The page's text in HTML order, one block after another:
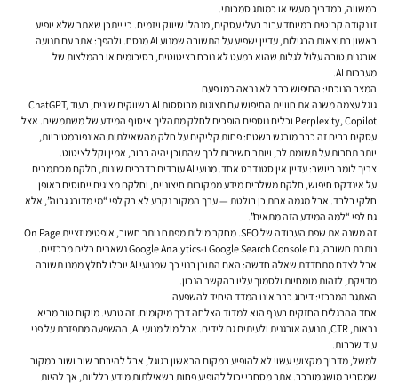
כמשווה, כמדריך מעשי או כמותג סמכותי.
זו נקודה קריטית במיוחד עבור בעלי עסקים, מנהלי שיווק ויזמים. כי ייתכן שאתר שלא יופיע
ראשון בתוצאות הרגילות, עדיין ישפיע על התשובה שמנוע AI מנסח. ולהפך: אתר עם תנועה
אורגנית טובה עלול לגלות שהוא כמעט לא נוכח בציטוטים, בסיכומים או בהמלצות של
מערכות AI.
המצב הנוכחי: החיפוש כבר לא נראה כמו פעם
גוגל עצמה משנה את חוויית החיפוש עם תצוגות מבוססות AI בשווקים שונים, בעוד ChatGPT,
Perplexity, Copilot וכלים נוספים הופכים לחלק מתהליך איסוף המידע של משתמשים. אצל
עסקים רבים זה כבר מורגש בשטח: פחות קליקים על חלק מהשאילתות האינפורמטיביות,
יותר תחרות על תשומת לב, ויותר חשיבות לכך שהתוכן יהיה ברור, אמין וקל לציטוט.
צריך לומר ביושר: עדיין אין סטנדרט אחד. מנועי AI עובדים בדרכים שונות, חלקם מסתמכים
על אינדקס חיפוש, חלקם משלבים מידע ממקורות חיצוניים, וחלקם מציגים ייחוסים באופן
חלקי בלבד. אבל מגמה אחת כן בולטת — ערך המקור נקבע לא רק לפי “מי מדורג גבוה”, אלא
גם לפי “למה המידע הזה מתאים”.
זה משנה את שפת העבודה של SEO. מחקר מילות מפתח נותר חשוב, אופטימיזציית On Page
נותרת חשובה, גם Google Search Console ו-Google Analytics נשארים כלים מרכזיים.
אבל לצדם מתחדדת שאלה חדשה: האם התוכן בנוי כך שמנועי AI יוכלו לחלץ ממנו תשובה
מדויקת, לזהות מומחיות ולסמוך עליו בהקשר הנכון.
האתגר המרכזי: דירוג כבר אינו המדד היחיד להשפעה
אחד ההרגלים החזקים בענף הוא למדוד הצלחה דרך מיקומים. זה טבעי. מיקום טוב מביא
נראות, CTR, תנועה אורגנית ולעיתים גם לידים. אבל מול מנועי AI, ההשפעה מתפזרת על פני
עוד שכבות.
למשל, מדריך מקצועי עשוי לא להופיע במקום הראשון בגוגל, אבל להיבחר שוב ושוב כמקור
שמסביר מושג מורכב. אתר מסחרי יכול להופיע פחות בשאילתות מידע כלליות, אך להיות